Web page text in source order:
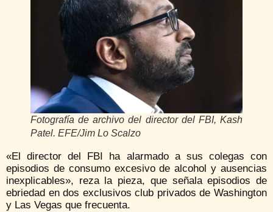
Fotografía de archivo del director del FBI, Kash
Patel. EFE/Jim Lo Scalzo
«El director del FBI ha alarmado a sus colegas con
episodios de consumo excesivo de alcohol y ausencias
inexplicables», reza la pieza, que señala episodios de
ebriedad en dos exclusivos club privados de Washington
y Las Vegas que frecuenta.